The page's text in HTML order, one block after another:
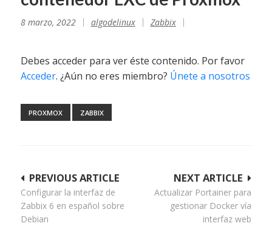
8 marzo, 2022 algodelinux Zabbix
Debes acceder para ver éste contenido. Por favor
Acceder. ¿Aún no eres miembro? Únete a nosotros
PROXMOX ZABBIX
Navegación
de
entradas
NEXT ARTICLE
Actualizar Portainer para
gestionar Docker vía
interfaz web
PREVIOUS ARTICLE
Configurar la interfaz de
Zabbix 6 en español sobre
Debian